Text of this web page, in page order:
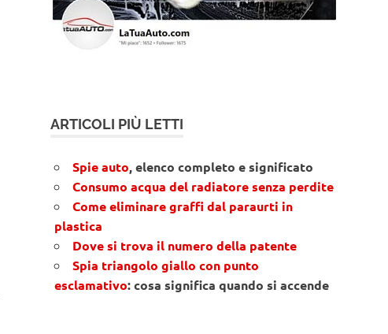
ARTICOLI PIÙ LETTI
Spie auto, elenco completo e significato
Consumo acqua del radiatore senza perdite
Come eliminare graffi dal paraurti in
plastica
Dove si trova il numero della patente
Spia triangolo giallo con punto
esclamativo: cosa significa quando si accende